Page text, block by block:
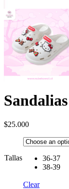
$25.000
Tallas
36-37
38-39
Clear